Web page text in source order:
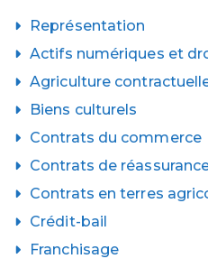
Représentation
Actifs numériques et
Agriculture
Biens culturels
Contrats du commerce
Contrats de
Contrats en terres
Crédit-bail
Franchisage